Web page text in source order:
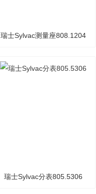
瑞士Sylvac测量座808.1204
瑞士Sylvac分表805.5306